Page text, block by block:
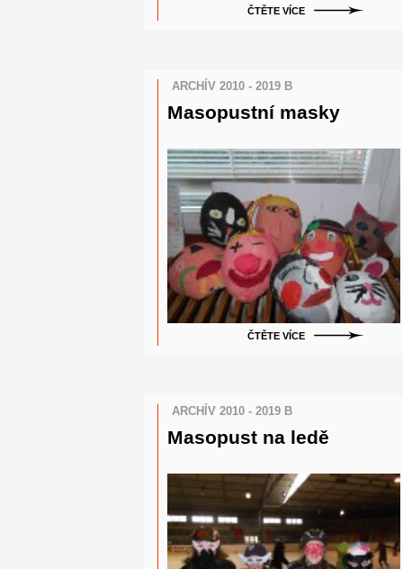
ČTĚTE VÍCE
ARCHÍV 2010 - 2019 B
Masopustní masky
ČTĚTE VÍCE
ARCHÍV 2010 - 2019 B
Masopust na ledě